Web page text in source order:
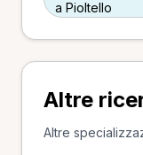
a Pioltello
Altre
Altre